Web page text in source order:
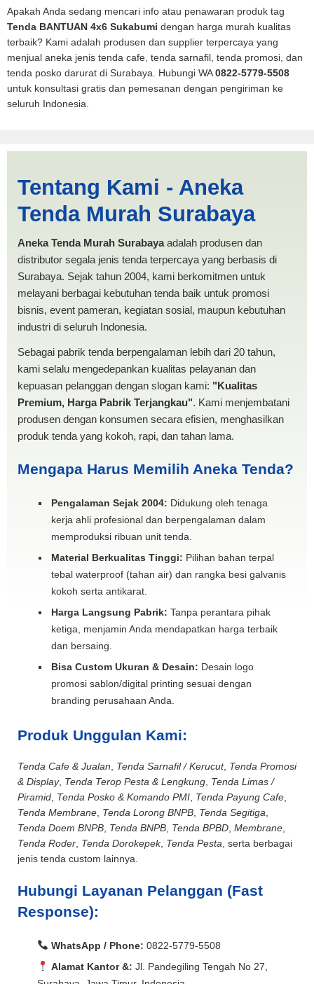
Apakah Anda sedang mencari info atau penawaran produk tag
Tenda BANTUAN 4x6 Sukabumi dengan harga murah kualitas
terbaik? Kami adalah produsen dan supplier terpercaya yang
menjual aneka jenis tenda cafe, tenda sarnafil, tenda promosi, dan
tenda posko darurat di Surabaya. Hubungi WA0822-5779-5508
untuk konsultasi gratis dan pemesanan dengan pengiriman ke
seluruh Indonesia.
Sukabumi | PRODUKSI
ANEKA TENDA MURAH
Tentang Kami - Aneka
Tenda Murah Surabaya
Aneka Tenda Murah Surabayaadalah produsen dan
distributor segala jenis tenda terpercaya yang berbasis di
Surabaya. Sejak tahun 2004, kami berkomitmen untuk
melayani berbagai kebutuhan tenda baik untuk promosi
bisnis, event pameran, kegiatan sosial, maupun kebutuhan
industri di seluruh Indonesia.
Sebagai pabrik tenda berpengalaman lebih dari 20 tahun,
kami selalu mengedepankan kualitas pelayanan dan
kepuasan pelanggan dengan slogan kami: "Kualitas
Premium, Harga Pabrik Terjangkau". Kami menjembatani
produsen dengan konsumen secara efisien, menghasilkan
produk tenda yang kokoh, rapi, dan tahan lama.
Mengapa Harus Memilih Aneka Tenda?
Pengalaman Sejak 2004: Didukung oleh tenaga
kerja ahli profesional dan berpengalaman dalam
memproduksi ribuan unit tenda.
Material Berkualitas Tinggi: Pilihan bahan terpal
tebal waterproof (tahan air) dan rangka besi galvanis
kokoh serta antikarat.
Harga Langsung Pabrik: Tanpa perantara pihak
ketiga, menjamin Anda mendapatkan harga terbaik
dan bersaing.
Bisa Custom Ukuran & Desain: Desain logo
promosi sablon/digital printing sesuai dengan
branding perusahaan Anda.
Produk Unggulan Kami:
Tenda Cafe & Jualan Tenda Sarnafil / Kerucut, Tenda Promosi
& Display, Tenda Terop Pesta & Lengkung Tenda Limas /
Piramid Tenda Posko & Komando PMI Tenda Payung Cafe
Tenda Membrane Tenda Lorong BNPB Tenda Segitiga
Tenda Doem BNPB Tenda BNPB Tenda BPBD Membrane
Tenda Roder Tenda Dorokepek, Tenda Pesta , serta berbagai
jenis tenda custom lainnya.
Hubungi Layanan Pelanggan (Fast
Response):
WhatsApp / Phone: 0822-5779-5508
Alamat Kantor &: Jl. Pandegiling Tengah No 27,